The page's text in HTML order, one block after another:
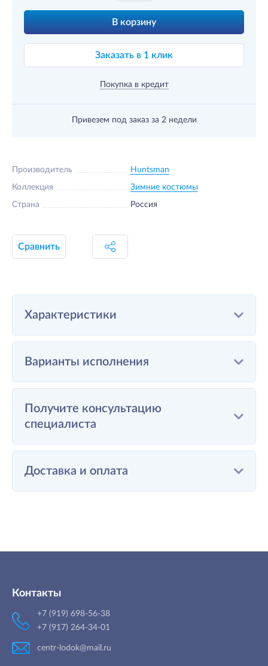
В корзину
Заказать в 1 клик
Покупка в кредит
Привезем под заказ за 2 недели
Производитель Huntsman
Коллекция Зимние костюмы
Страна Россия
Сравнить
Характеристики
Варианты исполнения
Получите консультацию
специалиста
Доставка и оплата
Контакты
+7 (919) 698-56-38
+7 (917) 264-34-01
centr-lodok@mail.ru